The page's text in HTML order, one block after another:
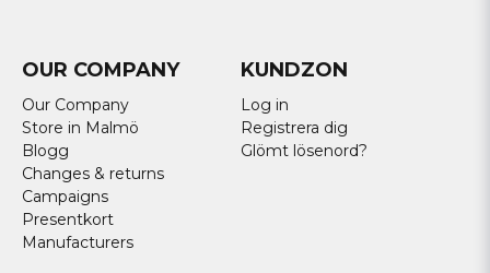
OUR COMPANY
Our Company
Store in Malmö
Blogg
Changes & returns
Campaigns
Presentkort
Manufacturers
KUNDZON
Log in
Registrera dig
Glömt lösenord?